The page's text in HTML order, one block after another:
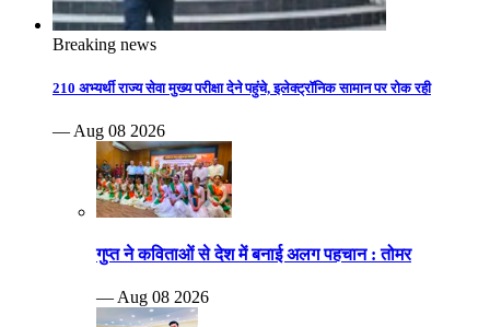
Breaking news
210 अभ्यर्थी राज्य सेवा मुख्य परीक्षा देने पहुंचे, इलेक्ट्रॉनिक सामान पर रोक रही
— Aug 08 2026
गुप्त ने कविताओं से देश में बनाई अलग पहचान : तोमर
— Aug 08 2026